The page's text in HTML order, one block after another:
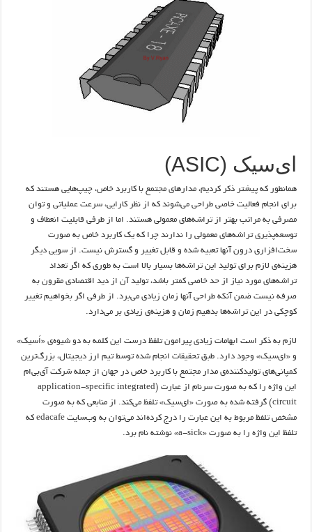
ای‌سیک (ASIC)
همانطور که پیشتر ذکر کردیم، مدارهای مجتمع با کاربرد خاص، چیپ‌هایی هستند که
برای انجام فعالیت خاصی طراحی می‌شوند که از نظر کارایی، سرعت عملیاتی و توان
مصرفی به مراتب بهتر از تراشه‌های معمولی هستند. اما از طرفی قابلیت انعطاف و
توسعه‌پذیری تراشه‌های معمولی را ندارند چرا که یک کاربرد خاص به صورت
سخت‌افزاری درون آنها تعبیه شده و قابل تغییر و گسترش نیست. از سویی دیگر
هزینه‌ی لازم برای تولید این تراشه‌ها بسیار بالا است به طوری که اگر تعداد
تراشه‌های مورد نیاز از حد خاصی کمتر باشد، تولید آن از دید اقتصادی مقرون به
صرفه نیست ضمن آنکه طراحی آنها زمان زیادی می‌برد. از طرفی اگر بخواهیم تغییر
کوچکی در این تراشه‌ها بدهیم زمان و هزینه‌ی زیادی بر می‌دارد.
لازم به ذکر است ابهامات زیادی پیرامون تلفظ درست این کلمه به دو شیوه‌ی «اَسیک»
و «ای‌سیک» وجود دارد. طبق تحقیقات انجام شده توسط تیم ارز دیجیتال، بزرگ‌ترین
کمپانی‌های تولیدکننده‌ی مدار مجتمع با کاربرد خاص در جهان از جمله شرکت آی‌بی‌ام
این واژه را که به صورت سرنام از عبارت (application-specific integrated
circuit) گرفته شده به صورت «ای‌سیک» تلفظ می‌کند. از منابعی که به صورت
مشخص تلفظ مربوط به این عبارت را درج کرده‌اند می‌توان به وب‌سایت edacafe که
تلفظ این واژه را به صورت «a-sick» نوشته نام برد.